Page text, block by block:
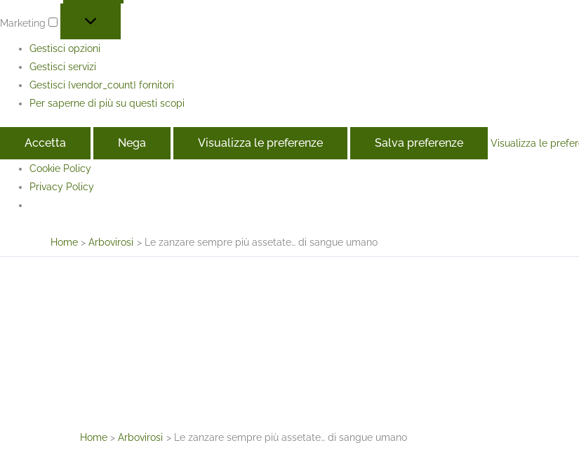
Marketing
Gestisci opzioni
Gestisci servizi
Gestisci {vendor_count} fornitori
Per saperne di più su questi scopi
Accetta Nega Visualizza le preferenze Salva preferenze Visualizza le
Cookie Policy
Privacy Policy
Home Arbovirosi Le zanzare sempre più assetate… di sangue umano
Home Arbovirosi Le zanzare sempre più assetate… di sangue umano